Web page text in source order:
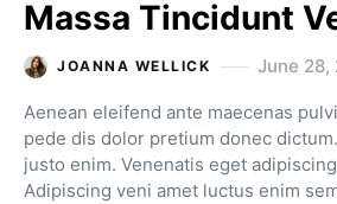
Massa Tincidunt
JOANNA WELLICK June 28,
Aenean eleifend ante maecenas
pede dis dolor pretium donec
justo enim. Venenatis eget
Adipiscing veni amet luctus enim